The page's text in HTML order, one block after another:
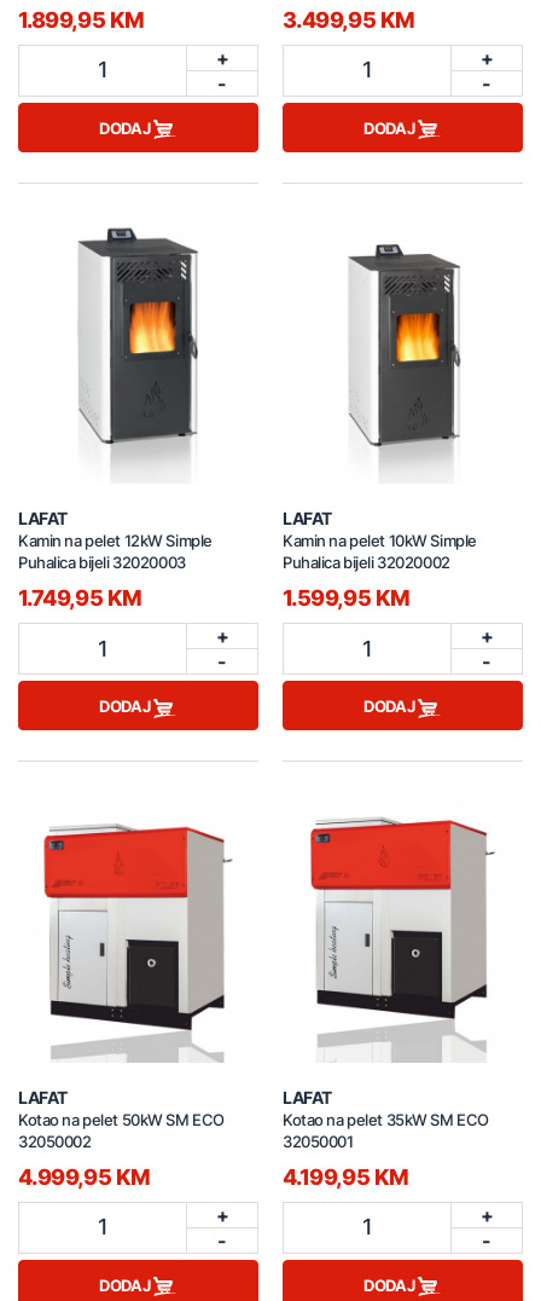
1.899,95 KM
1
+
-
DODAJ
3.499,95 KM
1
+
-
DODAJ
LAFAT
Kamin na pelet 12kW Simple
Puhalica bijeli 32020003
1.749,95 KM
1
+
-
DODAJ
LAFAT
Kamin na pelet 10kW Simple
Puhalica bijeli 32020002
1.599,95 KM
1
+
-
DODAJ
LAFAT
Kotao na pelet 50kW SM ECO
32050002
4.999,95 KM
1
+
-
DODAJ
LAFAT
Kotao na pelet 35kW SM ECO
32050001
4.199,95 KM
1
+
-
DODAJ